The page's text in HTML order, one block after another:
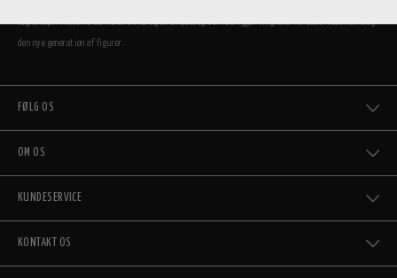
tegne Hoptimisterne ud fra en cirkel og en ellipse, og den idé ligger til grund for både klassikerne og
den nye generation af figurer.
FØLG OS
OM OS
KUNDESERVICE
KONTAKT OS